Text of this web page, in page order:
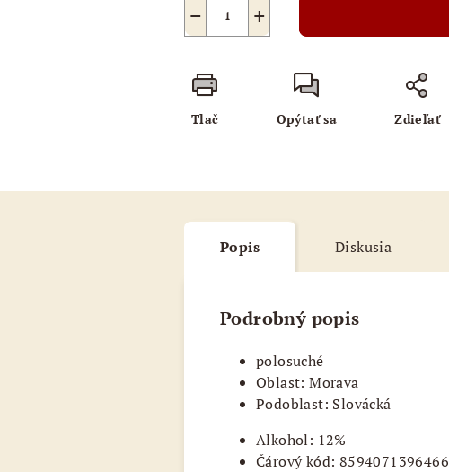
+
−
Tlač Opýtať sa Zdieľať
Popis Diskusia
Podrobný popis
polosuché
Oblast: Morava
Podoblast: Slovácká
Alkohol: 12%
Čárový kód: 8594071396466